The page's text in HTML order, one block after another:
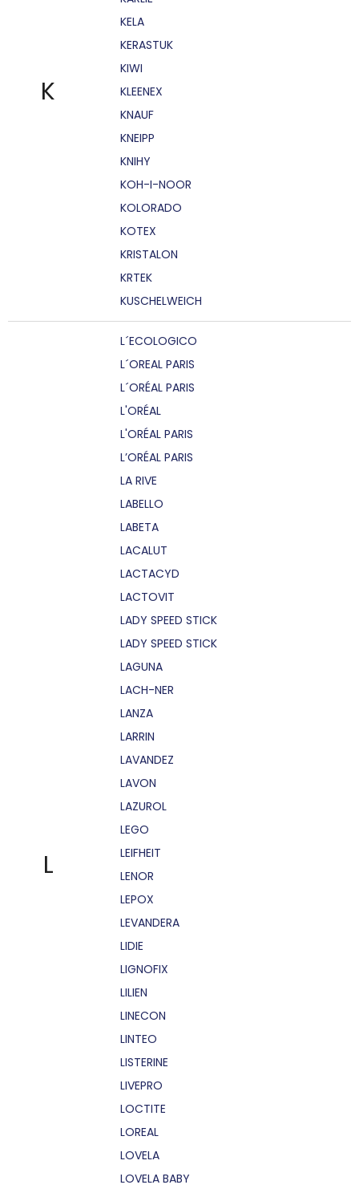
K
KELA
KERASTUK
KIWI
KLEENEX
KNAUF
KNEIPP
KNIHY
KOH-I-NOOR
KOLORADO
KOTEX
KRISTALON
KRTEK
KUSCHELWEICH
L
L´ECOLOGICO
L´OREAL PARIS
L´ORÉAL PARIS
L'ORÉAL
L'ORÉAL PARIS
L’ORÉAL PARIS
LA RIVE
LABELLO
LABETA
LACALUT
LACTACYD
LACTOVIT
LADY SPEED STICK
LADY SPEED STICK
LAGUNA
LACH-NER
LANZA
LARRIN
LAVANDEZ
LAVON
LAZUROL
LEGO
LEIFHEIT
LENOR
LEPOX
LEVANDERA
LIDIE
LIGNOFIX
LILIEN
LINECON
LINTEO
LISTERINE
LIVEPRO
LOCTITE
LOREAL
LOVELA
LOVELA BABY